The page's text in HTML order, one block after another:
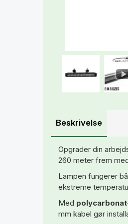
Beskrivelse
Opgrader din
260 meter frem
Lampen fungerer
ekstreme
Med
mm kabel gør